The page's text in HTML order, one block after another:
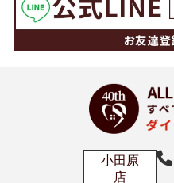
小田原
店